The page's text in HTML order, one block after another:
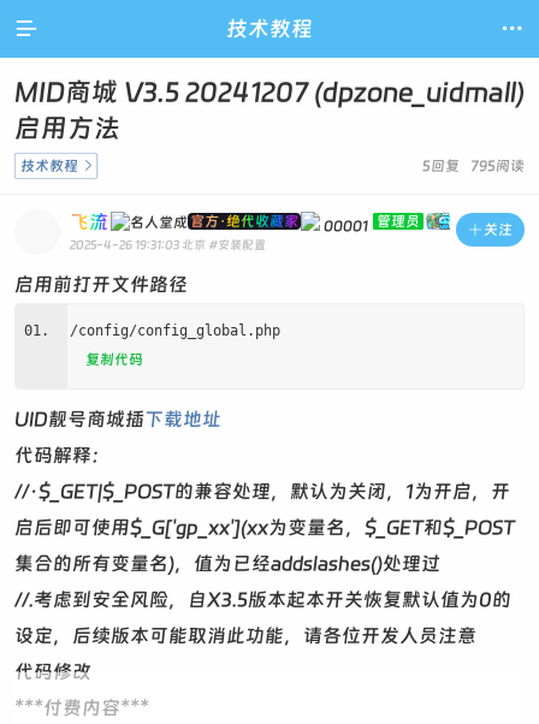
 技术教程 
MID商城 V3.5 20241207 (dpzone_uidmall)
启用方法
5回复 795阅读
技术教程 
 关注
飞流 官方·绝代收藏家 00001 管理员
2025-4-26 19:31:03 北京 #安装配置
启用前打开文件路径
/config/config_global.php
复制代码
UID靓号商城插下载地址
代码解释：
//·$_GET|$_POST的兼容处理，默认为关闭，1为开启，开
启后即可使用$_G['gp_xx'](xx为变量名，$_GET和$_POST
集合的所有变量名)，值为已经addslashes()处理过
//.考虑到安全风险，自X3.5版本起本开关恢复默认值为0的
设定，后续版本可能取消此功能，请各位开发人员注意
代码修改
***付费内容***